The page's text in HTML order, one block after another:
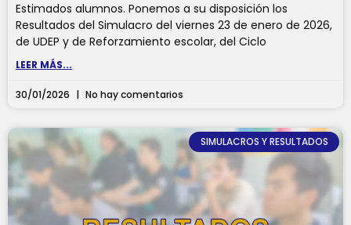
Estimados alumnos. Ponemos a su disposición los
Resultados del Simulacro del viernes 23 de enero de 2026,
de UDEP y de Reforzamiento escolar, del Ciclo
LEER MÁS...
30/01/2026 No hay comentarios
SIMULACROS Y RESULTADOS